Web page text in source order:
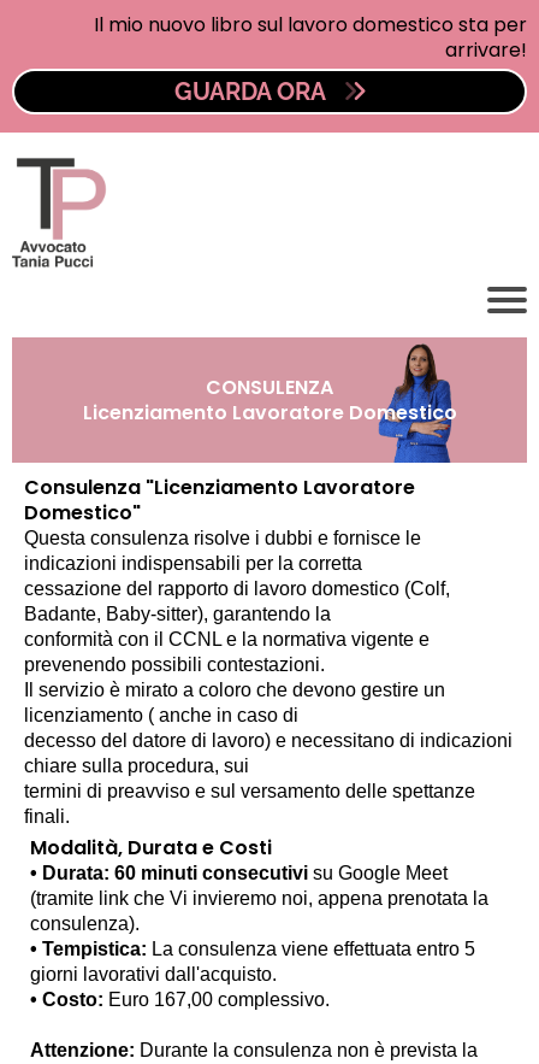
Il mio nuovo libro sul lavoro domestico sta per
arrivare!
GUARDA ORA
CONSULENZA
Licenziamento Lavoratore Domestico
Consulenza "Licenziamento Lavoratore
Domestico"
Questa consulenza risolve i dubbi e fornisce le
indicazioni indispensabili per la corretta
cessazione del rapporto di lavoro domestico (Colf,
Badante, Baby-sitter), garantendo la
conformità con il CCNL e la normativa vigente e
prevenendo possibili contestazioni.
Il servizio è mirato a coloro che devono gestire un
licenziamento ( anche in caso di
decesso del datore di lavoro) e necessitano di indicazioni
chiare sulla procedura, sui
termini di preavviso e sul versamento delle spettanze
finali.
Modalità, Durata e Costi
• Durata: 60 minuti consecutivi su Google Meet
(tramite link che Vi invieremo noi, appena prenotata la
consulenza).
• Tempistica: La consulenza viene effettuata entro 5
giorni lavorativi dall'acquisto.
• Costo: Euro 167,00 complessivo.
Attenzione: Durante la consulenza non è prevista la